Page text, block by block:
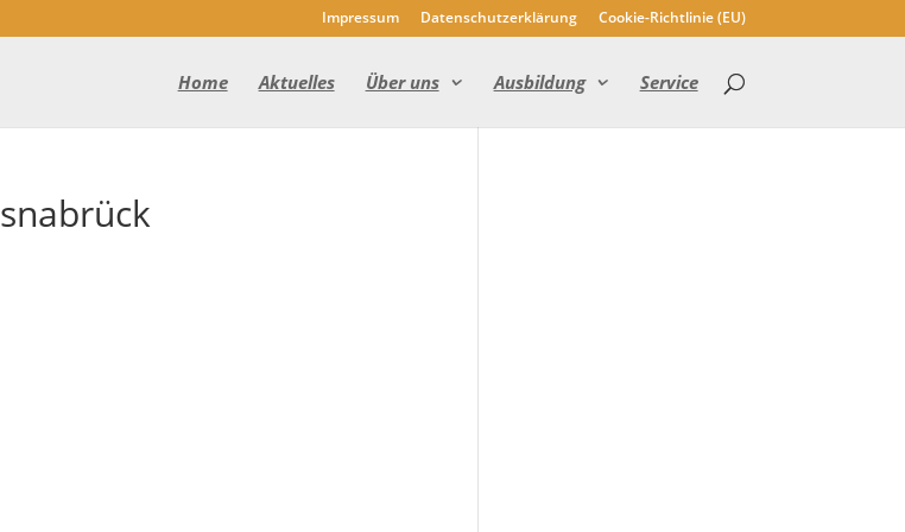
Impressum Datenschutzerklärung Cookie-Richtlinie (EU)
Home Aktuelles Über uns Ausbildung Service